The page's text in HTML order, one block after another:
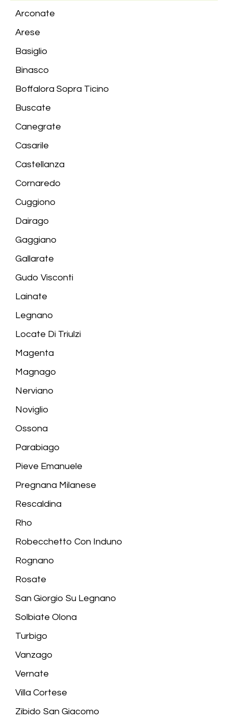
Arconate
Arese
Basiglio
Binasco
Boffalora Sopra Ticino
Buscate
Canegrate
Casarile
Castellanza
Cornaredo
Cuggiono
Dairago
Gaggiano
Gallarate
Gudo Visconti
Lainate
Legnano
Locate Di Triulzi
Magenta
Magnago
Nerviano
Noviglio
Ossona
Parabiago
Pieve Emanuele
Pregnana Milanese
Rescaldina
Rho
Robecchetto Con Induno
Rognano
Rosate
San Giorgio Su Legnano
Solbiate Olona
Turbigo
Vanzago
Vernate
Villa Cortese
Zibido San Giacomo